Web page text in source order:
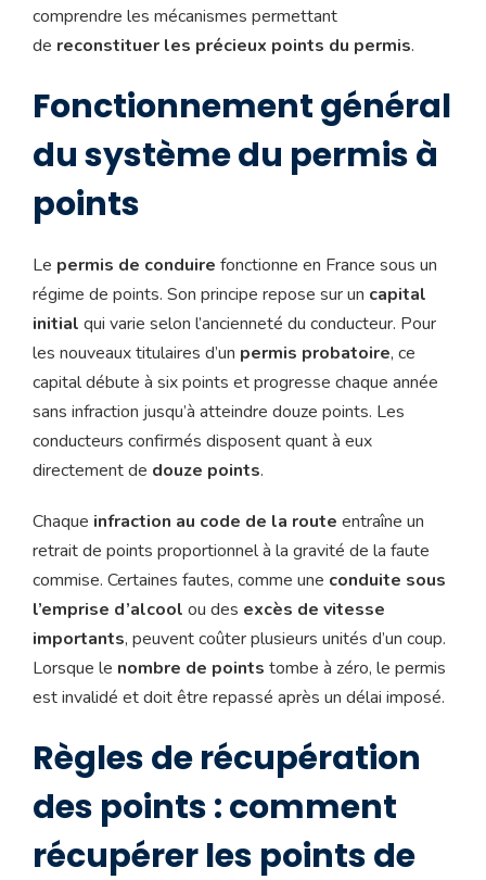
comprendre les mécanismes permettant
de reconstituer les précieux points du permis.
Fonctionnement général
du système du permis à
points
Le permis de conduire fonctionne en France sous un
régime de points. Son principe repose sur un capital
initial qui varie selon l’ancienneté du conducteur. Pour
les nouveaux titulaires d’un permis probatoire, ce
capital débute à six points et progresse chaque année
sans infraction jusqu’à atteindre douze points. Les
conducteurs confirmés disposent quant à eux
directement de douze points.
Chaque infraction au code de la route entraîne un
retrait de points proportionnel à la gravité de la faute
commise. Certaines fautes, comme une conduite sous
l’emprise d’alcool ou des excès de vitesse
importants, peuvent coûter plusieurs unités d’un coup.
Lorsque le nombre de points tombe à zéro, le permis
est invalidé et doit être repassé après un délai imposé.
Règles de récupération
des points : comment
récupérer les points de